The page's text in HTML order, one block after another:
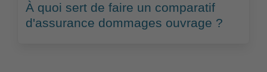
À quoi sert de faire un comparatif
d'assurance dommages ouvrage ?